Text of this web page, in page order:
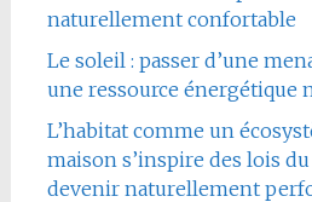
naturellement confortable
Le soleil : passer d’une
une ressource énergétique
L’habitat comme un
maison s’inspire des lois
devenir naturellement